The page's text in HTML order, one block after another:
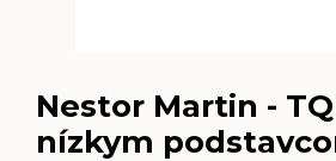
Nestor Martin - TQ
nízkym